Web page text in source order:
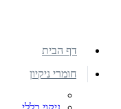
דף הבית
חומרי ניקיון